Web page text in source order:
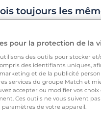
toujours les
le même endroit
les nouveaux
conseils :
dans la Rechercheet
de recherche
pour la protection de la
des outils pour stocker
des identifiants uniques,
et de la publicité
services du groupe Match et
accepter ou modifier vos
Ces outils ne vous suivent
de votre appareil.